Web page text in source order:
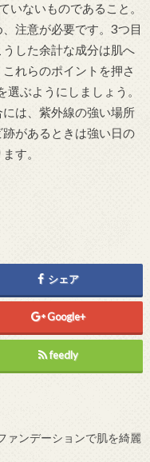
いないものであること。
注意が必要です。3つ目
した余計な成分は肌へ
れらのポイントを押さ
ぶようにしましょう。
は、紫外線の強い場所
があるときは強い日の
す。
シェア
Google+
feedly
ァンデーションで肌を綺麗